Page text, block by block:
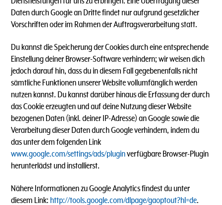
Daten durch Google an Dritte findet nur aufgrund gesetzlicher
Vorschriften oder im Rahmen der Auftragsverarbeitung statt.
Du kannst die Speicherung der Cookies durch eine entsprechende
Einstellung deiner Browser-Software verhindern; wir weisen dich
jedoch darauf hin, dass du in diesem Fall gegebenenfalls nicht
sämtliche Funktionen unserer Website vollumfänglich werden
nutzen kannst. Du kannst darüber hinaus die Erfassung der durch
das Cookie erzeugten und auf deine Nutzung dieser Website
bezogenen Daten (inkl. deiner IP-Adresse) an Google sowie die
Verarbeitung dieser Daten durch Google verhindern, indem du
das unter dem folgenden Link
www.google.com/settings/ads/pluginverfügbare Browser-Plugin
herunterlädst und installierst.
Nähere Informationen zu Google Analytics findest du unter
diesem Link: http://tools.google.com/dlpage/gaoptout?hl=de.